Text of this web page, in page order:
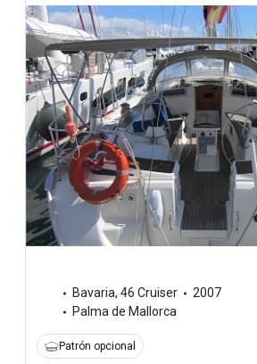
Bavaria, 46 Cruiser
2007
Palma de Mallorca
Patrón opcional